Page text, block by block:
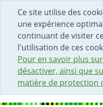
Ce site utilise des
une expérience
continuant de visiter
l'utilisation de ces
Pour en savoir plus
désactiver, ainsi que
matière de protection
DÉBUT DU CONTENU
ACCÈS AU CHAMP DE
PAGE D'ACCUEIL
FORMULAIRE DE